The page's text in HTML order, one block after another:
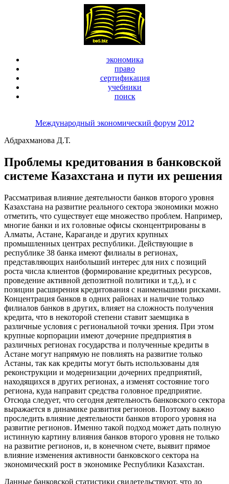
экономика
право
сертификация
учебники
поиск
Международный экономический форум 2012
Абдрахманова Д.Т.
Проблемы кредитования в банковской
системе Казахстана и пути их решения
Рассматривая влияние деятельности банков второго уровня
Казахстана на развитие реального сектора экономики можно
отметить, что существует еще множество проблем. Например,
многие банки и их головные офисы сконцентрированы в
Алматы, Астане, Караганде и других крупных
промышленных центрах республики. Действующие в
республике 38 банка имеют филиалы в регионах,
представляющих наибольший интерес для них с позиций
роста числа клиентов (формирование кредитных ресурсов,
проведение активной депозитной политики и т.д.), и с
позиции расширения кредитования с наименьшими рисками.
Концентрация банков в одних районах и наличие только
филиалов банков в других, влияет на сложность получения
кредита, что в некоторой степени ставит заемщика в
различные условия с региональной точки зрения. При этом
крупные корпорации имеют дочерние предприятия в
различных регионах государства и полученные кредиты в
Астане могут напрямую не повлиять на развитие только
Астаны, так как кредиты могут быть использованы для
реконструкции и модернизации дочерних предприятий,
находящихся в других регионах, а изменят состояние того
региона, куда направит средства головное предприятие.
Отсюда следует, что сегодня деятельность банковского сектора
выражается в динамике развития регионов. Поэтому важно
проследить влияние деятельности банков второго уровня на
развитие регионов. Именно такой подход может дать полную
истинную картину влияния банков второго уровня не только
на развитие регионов, и, в конечном счете, выявит прямое
влияние изменения активности банковского сектора на
экономический рост в экономике Республики Казахстан.
Данные банковской статистики свидетельствуют, что до